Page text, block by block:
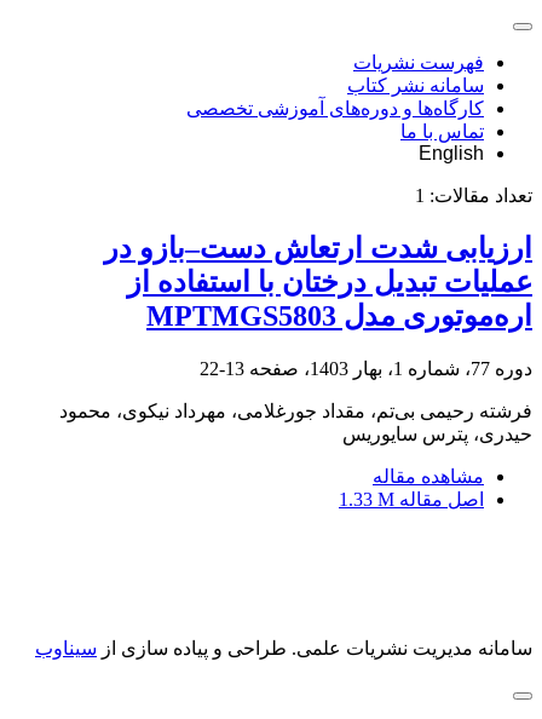
فهرست نشریات
سامانه نشر کتاب
کارگاه‌ها و دوره‌های آموزشی تخصصی
تماس با ما
English
تعداد مقالات: 1
ارزیابی شدت ارتعاش دست–بازو در
عملیات تبدیل درختان با استفاده از
اره‌موتوری مدل MPTMGS5803
دوره 77، شماره 1، بهار 1403، صفحه 13-22
فرشته رحیمی بی‌تم، مقداد جورغلامی، مهرداد نیکوی، محمود
حیدری، پترس سایوریس
مشاهده مقاله
اصل مقاله 1.33 M
سامانه مدیریت نشریات علمی. طراحی و پیاده سازی از سیناوب